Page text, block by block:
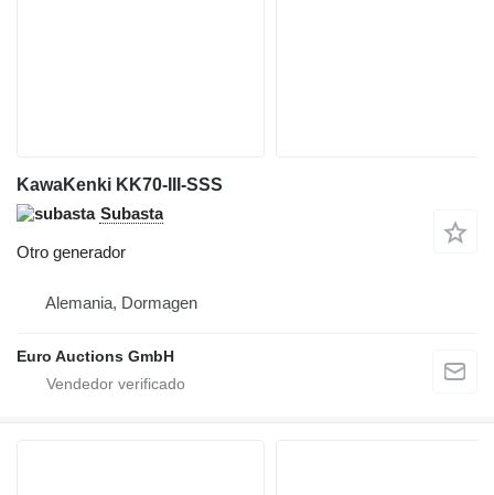
KawaKenki KK70-III-SSS
Subasta
Otro generador
Alemania, Dormagen
Euro Auctions GmbH